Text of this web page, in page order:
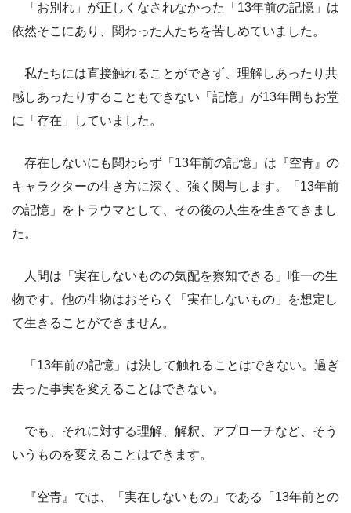
「お別れ」が正しくなされなかった「13年前の記憶」は
依然そこにあり、関わった人たちを苦しめていました。
私たちには直接触れることができず、理解しあったり共
感しあったりすることもできない「記憶」が13年間もお堂
に「存在」していました。
存在しないにも関わらず「13年前の記憶」は『空青』の
キャラクターの生き方に深く、強く関与します。「13年前
の記憶」をトラウマとして、その後の人生を生きてきまし
た。
人間は「実在しないものの気配を察知できる」唯一の生
物です。他の生物はおそらく「実在しないもの」を想定し
て生きることができません。
「13年前の記憶」は決して触れることはできない。過ぎ
去った事実を変えることはできない。
でも、それに対する理解、解釈、アプローチなど、そう
いうものを変えることはできます。
『空青』では、「実在しないもの」である「13年前との